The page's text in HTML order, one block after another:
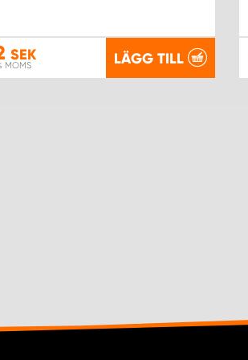
SEK
MOMS LÄGG TILL